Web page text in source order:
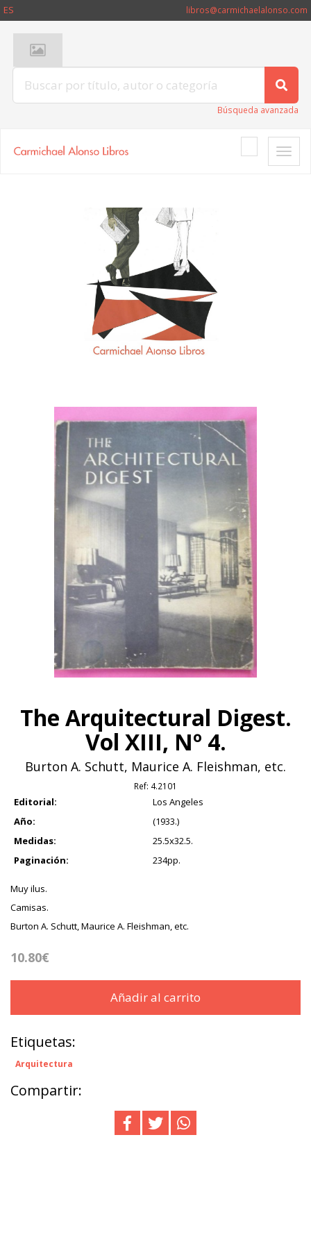
ES libros@carmichaelalonso.com
Búsqueda avanzada
Toggle
The Arquitectural Digest.
Vol XIII, Nº 4.
Burton A. Schutt, Maurice A. Fleishman, etc.
Ref: 4.2101
Editorial:
Los Angeles
Año:
(1933.)
Medidas:
25.5x32.5.
Paginación:
234pp.
Muy ilus.
Camisas.
Burton A. Schutt, Maurice A. Fleishman, etc.
10.80€
Añadir al carrito
Etiquetas:
Arquitectura
Compartir: